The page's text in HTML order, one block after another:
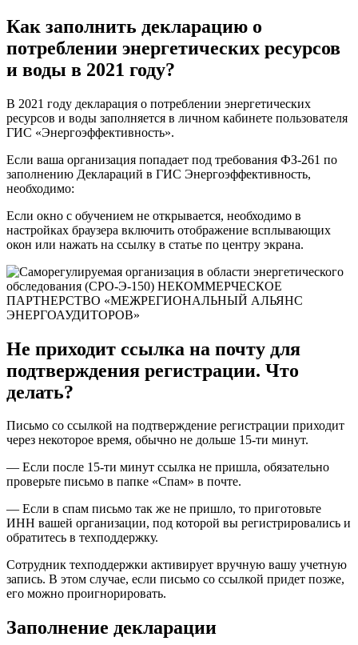
Как заполнить декларацию о
потреблении энергетических ресурсов
и воды в 2021 году?
В 2021 году декларация о потреблении энергетических
ресурсов и воды заполняется в личном кабинете пользователя
ГИС «Энергоэффективность».
Если ваша организация попадает под требования ФЗ-261 по
заполнению Деклараций в ГИС Энергоэффективность,
необходимо:
Если окно с обучением не открывается, необходимо в
настройках браузера включить отображение всплывающих
окон или нажать на ссылку в статье по центру экрана.
Не приходит ссылка на почту для
подтверждения регистрации. Что
делать?
Письмо со ссылкой на подтверждение регистрации приходит
через некоторое время, обычно не дольше 15-ти минут.
— Если после 15-ти минут ссылка не пришла, обязательно
проверьте письмо в папке «Спам» в почте.
— Если в спам письмо так же не пришло, то приготовьте
ИНН вашей организации, под которой вы регистрировались и
обратитесь в техподдержку.
Сотрудник техподдержки активирует вручную вашу учетную
запись. В этом случае, если письмо со ссылкой придет позже,
его можно проигнорировать.
Заполнение декларации